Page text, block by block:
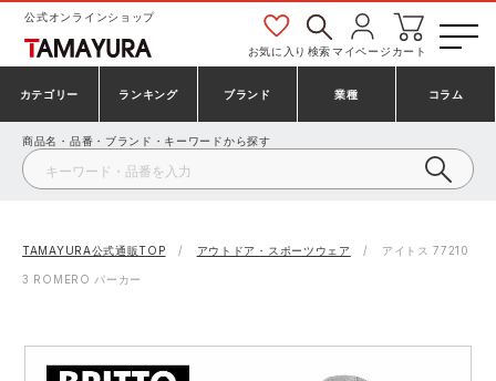
公式オンラインショップ
お気に入り 検索マイページ カート
カテゴリー
安全靴・作業靴
事務服・オフィスウェア
ランキング
安全靴ランキング
安全靴スニーカーランキング
アシックス安全靴ランキング
ブランド
アシックス
プーマ コンバース（CONVERSE）
アイズフロンティア TSDESIGN
業種
建設・建築作業服
製造・工場作業服
大工・鳶作業服
コラム
商品名・品番・ブランド・キーワードから探す
TAMAYURA公式通販TOP アウトドア・スポーツウェア アイトス 77210
3 ROMERO パーカー